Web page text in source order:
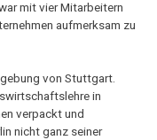
mit vier Mitarbeitern
aufmerksam zu
von Stuttgart.
in
verpackt und
nicht ganz seiner